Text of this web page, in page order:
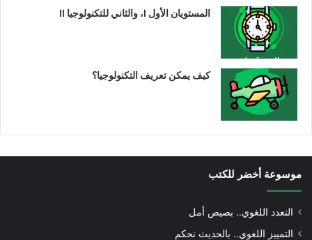
المستويان الأول I، والثاني للتكنولوجيا II
كيف يمكن تعريف التكنولوجيا؟
موسوعة أخضر للكتب
التعدد اللغوي.. بصيص أمل
التمييز اللغوي.. بالحديث نحكم